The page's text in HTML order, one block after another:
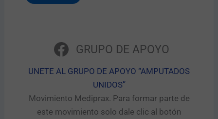
GRUPO DE APOYO
UNETE AL GRUPO DE APOYO “AMPUTADOS
UNIDOS”​
Movimiento Mediprax. Para formar parte de
este movimiento solo dale clic al botón